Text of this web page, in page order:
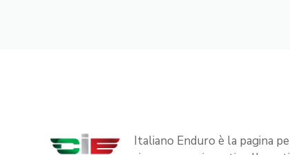
Italiano Enduro è la pagina